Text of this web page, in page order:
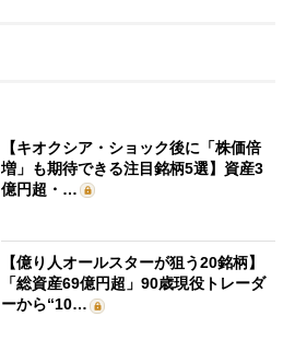
【キオクシア・ショック後に「株価倍
増」も期待できる注目銘柄5選】資産3
億円超・…
【億り人オールスターが狙う20銘柄】
「総資産69億円超」90歳現役トレーダ
ーから“10…